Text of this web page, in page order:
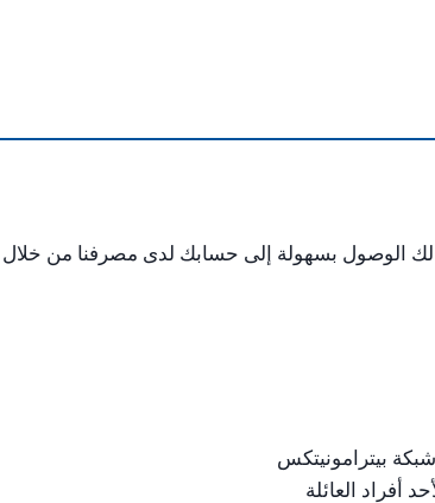
الوصول بسهولة إلى حسابك لدى مصرفنا من
بيترامونيتكس
العائلة